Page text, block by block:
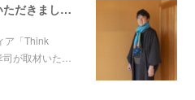
Think LOCAL に取材掲載いただきました！
ア「Think
が取材いた…